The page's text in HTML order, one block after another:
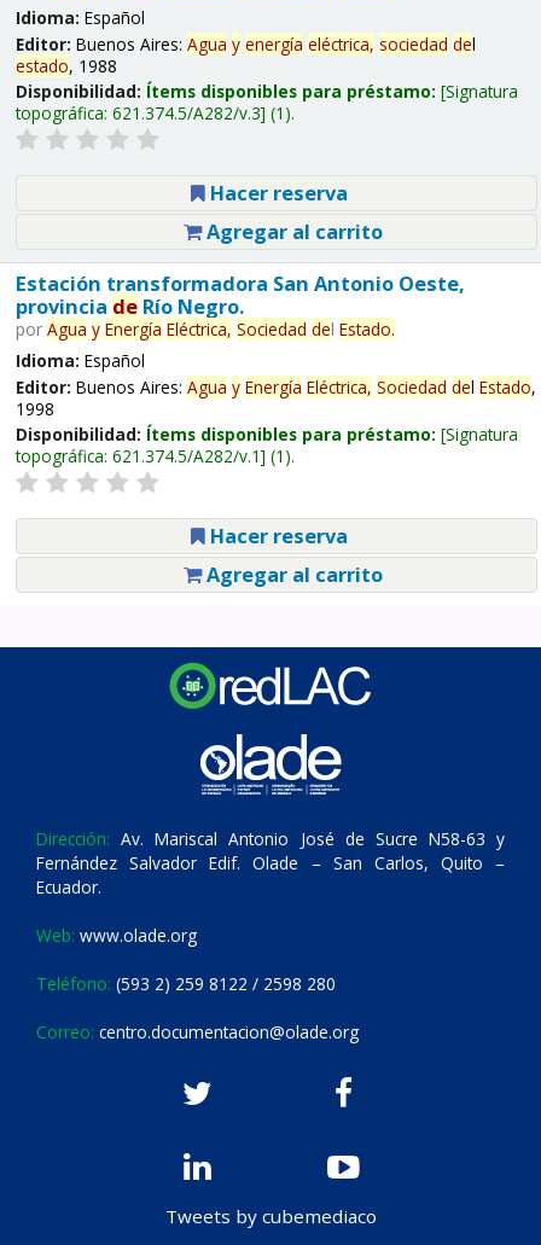
Idioma: Español
Editor: Buenos Aires: Agua y energía eléctrica, sociedad del
estado, 1988
Disponibilidad: Ítems disponibles para préstamo: Signatura
topográfica: 621.374.5/A282/v.3 (1).
Hacer reserva
Agregar al carrito
Estación transformadora San Antonio Oeste,
provincia deRío Negro.
por Agua y Energía Eléctrica, Sociedad del Estado.
Idioma: Español
Editor: Buenos Aires: Agua y Energía Eléctrica, Sociedad del Estado,
1998
Disponibilidad: Ítems disponibles para préstamo: Signatura
topográfica: 621.374.5/A282/v.1 (1).
Hacer reserva
Agregar al carrito
Dirección: Av. Mariscal Antonio José de Sucre N58-63 y
Fernández Salvador Edif. Olade – San Carlos, Quito –
Ecuador.
Web: www.olade.org
Teléfono: (593 2) 259 8122 / 2598 280
Correo: centro.documentacion@olade.org
Tweets by cubemediaco